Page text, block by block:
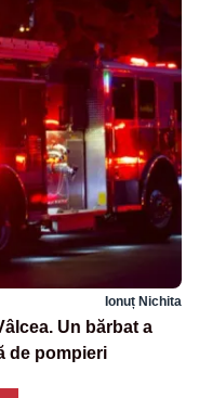
Ionuț Nichita
Un bărbat a
de pompieri